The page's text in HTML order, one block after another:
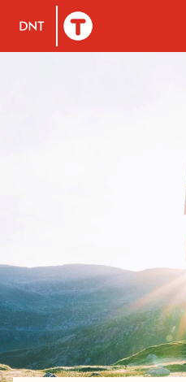
Til DNT.no forside